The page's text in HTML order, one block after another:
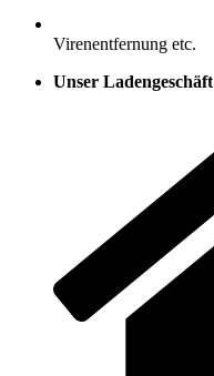
Virenentfernung etc.
Unser Ladengeschäft